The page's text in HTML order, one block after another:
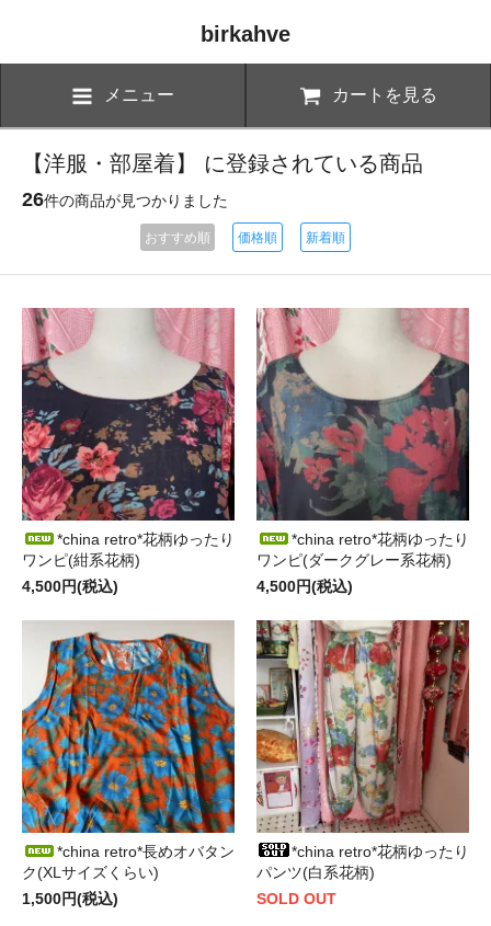
birkahve
メニュー カートを見る
【洋服・部屋着】 に登録されている商品
26件の商品が見つかりました
おすすめ順 価格順 新着順
*china retro*花柄ゆったり
ワンピ(紺系花柄)
4,500円(税込)
*china retro*花柄ゆったり
ワンピ(ダークグレー系花柄)
4,500円(税込)
*china retro*長めオバタン
ク(XLサイズくらい)
1,500円(税込)
*china retro*花柄ゆったり
パンツ(白系花柄)
SOLD OUT